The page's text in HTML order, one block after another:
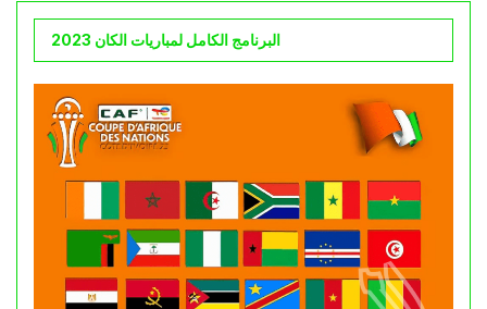
البرنامج الكامل لمباريات الكان 2023